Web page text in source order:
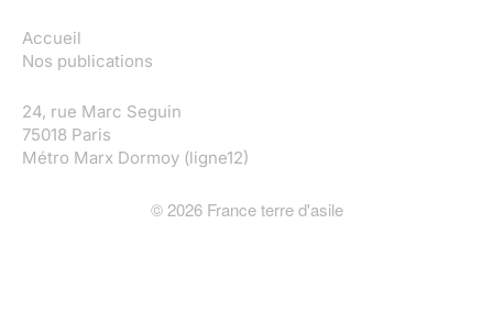
Accueil
Nos publications
24, rue Marc Seguin
75018 Paris
Métro Marx Dormoy (ligne12)
© 2026France terre d'asile